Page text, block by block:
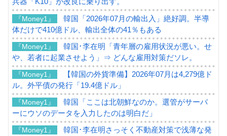
『Money1』
韓国「2026年07月の輸出入」絶好調。半導
体だけで410億ドル、輸出全体の41％もある
『Money1』
韓国･李在明「青年層の雇用状況が悪い。せ
や、若者に起業させよう」⇒ どんな雇用対策だソレ。
『Money1』
【韓国の外貨準備】2026年07月は4,279億ド
ル。外平債の発行「19.4億ドル」
『Money1』
韓国「ここは北朝鮮なのか。選管がサーバ
ーにウソのデータを入力したのは明白だ」
『Money1』
韓国･李在明さっそく不動産対策で浅薄な発